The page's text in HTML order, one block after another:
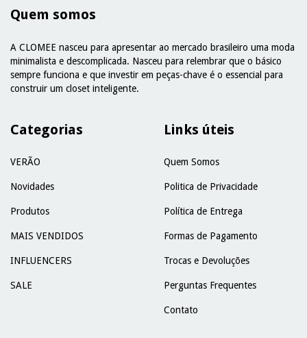
Quem somos
A CLOMEE nasceu para apresentar ao mercado brasileiro uma moda
minimalista e descomplicada. Nasceu para relembrar que o básico
sempre funciona e que investir em peças-chave é o essencial para
construir um closet inteligente.
Categorias
VERÃO
Novidades
Produtos
MAIS VENDIDOS
INFLUENCERS
SALE
Links úteis
Quem Somos
Politica de Privacidade
Política de Entrega
Formas de Pagamento
Trocas e Devoluções
Perguntas Frequentes
Contato